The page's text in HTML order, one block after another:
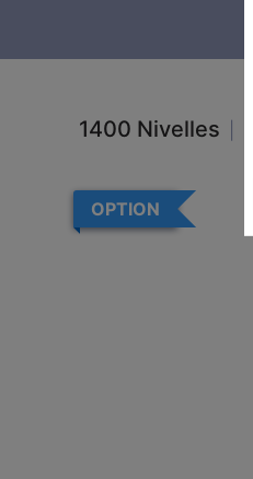
1400 Nivelles
OPTION